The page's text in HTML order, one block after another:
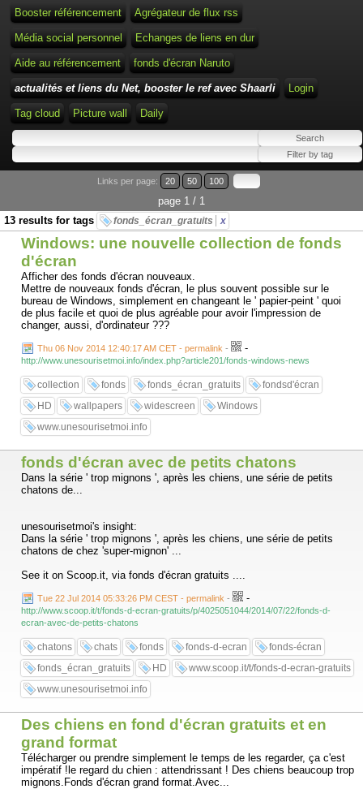
Booster référencement Agrégateur de flux rss
Média social personnel Echanges de liens en dur
Aide au référencement fonds d'écran Naruto
actualités et liens du Net, booster le ref avec Shaarli Login
Tag cloud Picture wall Daily
Links per page: 20 50 100
page 1 / 1
13 results for tags
fonds_écran_gratuits x
Windows: une nouvelle collection de fonds
d'écran
Afficher des fonds d'écran nouveaux.
Mettre de nouveaux fonds d'écran, le plus souvent possible sur le
bureau de Windows, simplement en changeant le ' papier-peint ' quoi
de plus facile et quoi de plus agréable pour avoir l'impression de
changer, aussi, d'ordinateur ???
Thu 06 Nov 2014 12:40:17 AM CET - permalink - -
http://www.unesourisetmoi.info/index.php?article201/fonds-windows-news
collection fonds fonds_écran_gratuits
fondsd'écran
HD
wallpapers widescreen
Windows
www.unesourisetmoi.info
fonds d'écran avec de petits chatons
Dans la série ' trop mignons ', après les chiens, une série de petits
chatons de...
unesourisetmoi's insight:
Dans la série ' trop mignons ', après les chiens, une série de petits
chatons de chez 'super-mignon' ...
See it on Scoop.it, via fonds d'écran gratuits ....
Tue 22 Jul 2014 05:33:26 PM CEST - permalink - -
http://www.scoop.it/t/fonds-d-ecran-gratuits/p/4025051044/2014/07/22/fonds-d-
ecran-avec-de-petits-chatons
chatons chats fonds fonds-d-ecran
fonds-écran
fonds_écran_gratuits
HD
www.scoop.it/t/fonds-d-ecran-gratuits
www.unesourisetmoi.info
Des chiens en fond d'écran gratuits et en
grand format
Télécharger ou prendre simplement le temps de les regarder, ça c'est
impératif !le regard du chien : attendrissant ! Des chiens beaucoup trop
mignons.Fonds d'écran grand format.Avec...